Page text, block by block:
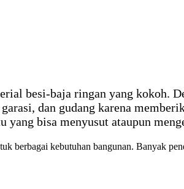
besi-baja ringan yang kokoh.
dan gudang karena
bisa menyusut ataupun
kebutuhan bangunan. Banyak